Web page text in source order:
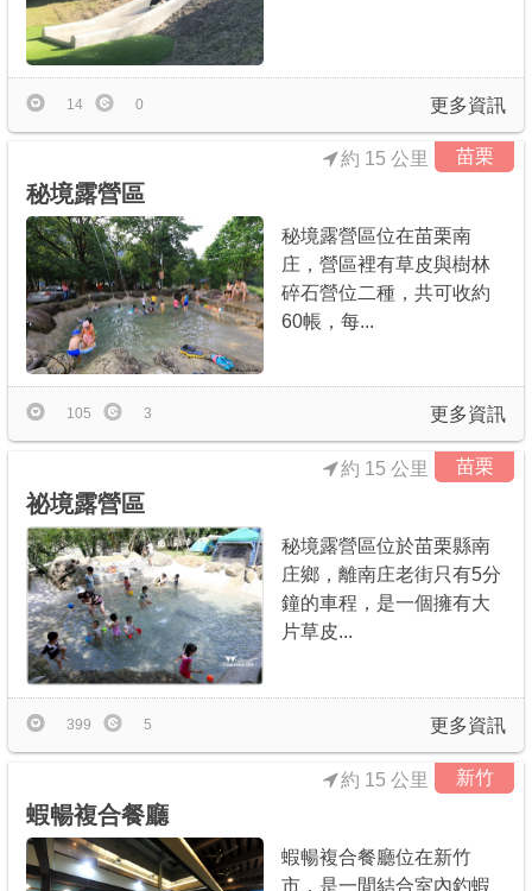
更多資訊
14 0
苗栗
秘境露營區
約 15 公里
秘境露營區位在苗栗南
庄，營區裡有草皮與樹林
碎石營位二種，共可收約
60帳，每...
更多資訊
105 3
苗栗
祕境露營區
約 15 公里
秘境露營區位於苗栗縣南
庄鄉，離南庄老街只有5分
鐘的車程，是一個擁有大
片草皮...
更多資訊
399 5
新竹
蝦暢複合餐廳
約 15 公里
蝦暢複合餐廳位在新竹
市，是一間結合室內釣蝦